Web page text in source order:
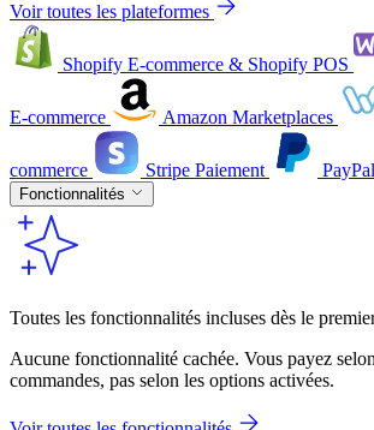
Voir toutes les plateformes
Shopify E-commerce & Shopify POS
E-commerce Amazon Marketplaces
commerce Stripe Paiement PayPal
Fonctionnalités
Toutes les fonctionnalités incluses dès le
Aucune fonctionnalité cachée. Vous payez
commandes, pas selon les options activées.